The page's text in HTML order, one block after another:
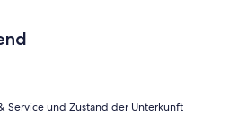
Service und Zustand der Unterkunft